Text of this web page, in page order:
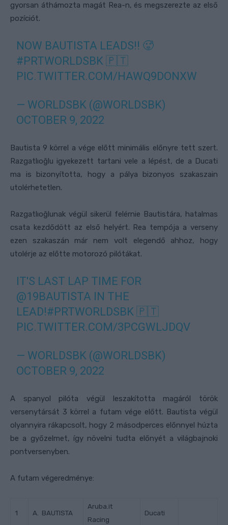
gyorsan áthámozta magát Rea-n, és megszerezte az első
pozíciót.
NOW BAUTISTA LEADS!! 🥵
#PRTWORLDSBK 🇵🇹
PIC.TWITTER.COM/HAWQ9DONXW
— WORLDSBK (@WORLDSBK)
OCTOBER 9, 2022
Bautista 9 körrel a vége előtt minimális előnyre tett szert.
Razgatlıoğlu igyekezett tartani vele a lépést, de a Ducati
ma is bizonyította, hogy a pálya bizonyos szakaszain
utolérhetetlen.
Razgatlıoğlunak végül sikerül felérnie Bautistára, hatalmas
csata kezdődött az első helyért. Rea tempója a verseny
ezen szakaszán már nem volt elegendő ahhoz, hogy
utolérje az előtte motorozó pilótákat.
IT'S LAST LAP TIME FOR
@19BAUTISTA IN THE
LEAD!#PRTWORLDSBK 🇵🇹
PIC.TWITTER.COM/3PCGWLJDQV
— WORLDSBK (@WORLDSBK)
OCTOBER 9, 2022
A spanyol pilóta végül leszakította magáról török
versenytársát 3 körrel a futam vége előtt. Bautista végül
olyannyira rákapcsolt, hogy 2 másodperces előnnyel húzta
be a győzelmet, így növelni tudta előnyét a világbajnoki
pontversenyben.
A futam végeredménye:
1 A. BAUTISTA
Aruba.it
Racing
Ducati